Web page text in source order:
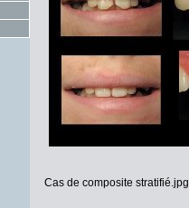
Cas de composite stratifié.jpg